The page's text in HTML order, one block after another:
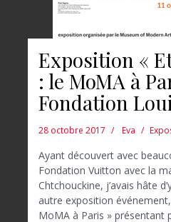
Exposition «
: le MoMA à
Fondation
28 octobre 2017 Eva
Ayant découvert avec
Fondation Vuitton avec la
Chtchouckine, j’avais hâte
autre exposition
MoMA à Paris » présentant